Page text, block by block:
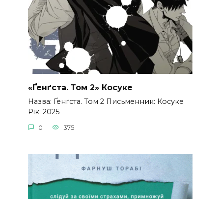
«Ґенґста. Том 2» Косуке
Назва: Ґенґста. Том 2 Письменник: Косуке
Рік: 2025
0 375